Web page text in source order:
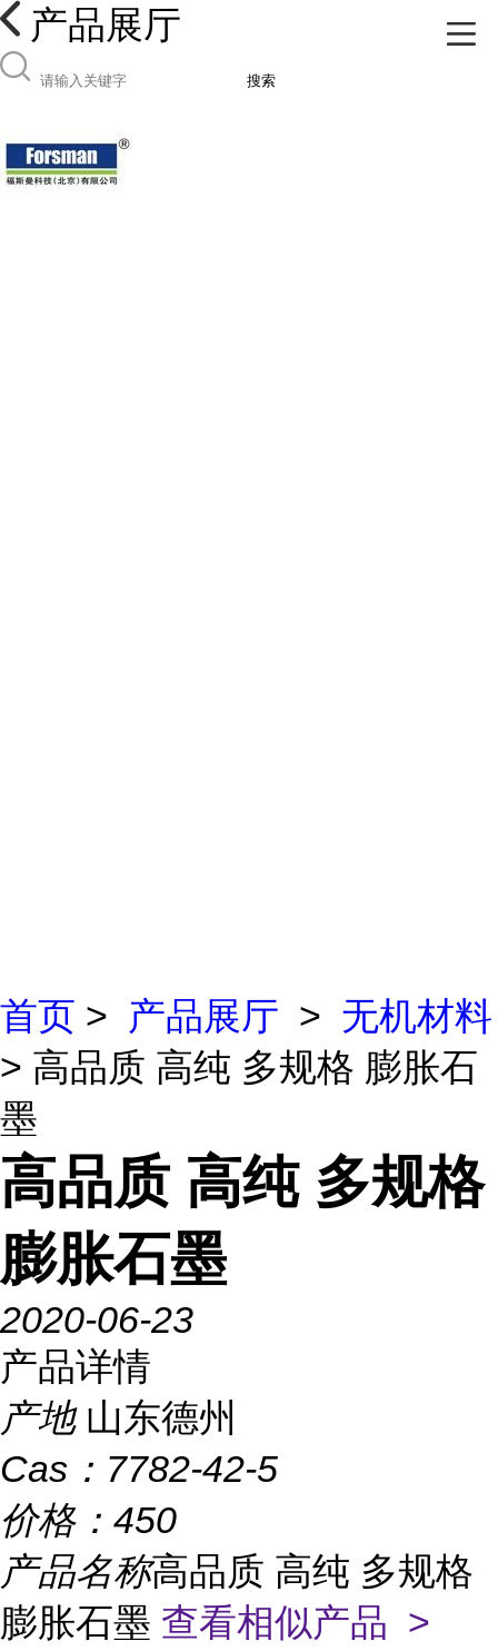
产品展厅
搜索
首页 > 产品展厅 > 无机材料
> 高品质 高纯 多规格 膨胀石
墨
高品质 高纯 多规格
膨胀石墨
2020-06-23
产品详情
产地 山东德州
Cas： 7782-42-5
价格： 450
产品名称高品质 高纯 多规格
膨胀石墨 查看相似产品 >